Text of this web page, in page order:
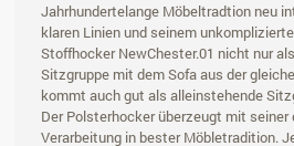
Jahrhundertelange Möbeltradtion neu
klaren Linien und seinem
Stoffhocker NewChester.01 nicht nur
Sitzgruppe mit dem Sofa aus der
kommt auch gut als alleinstehende
Der Polsterhocker überzeugt mit seiner
Verarbeitung in bester Möbletradition.